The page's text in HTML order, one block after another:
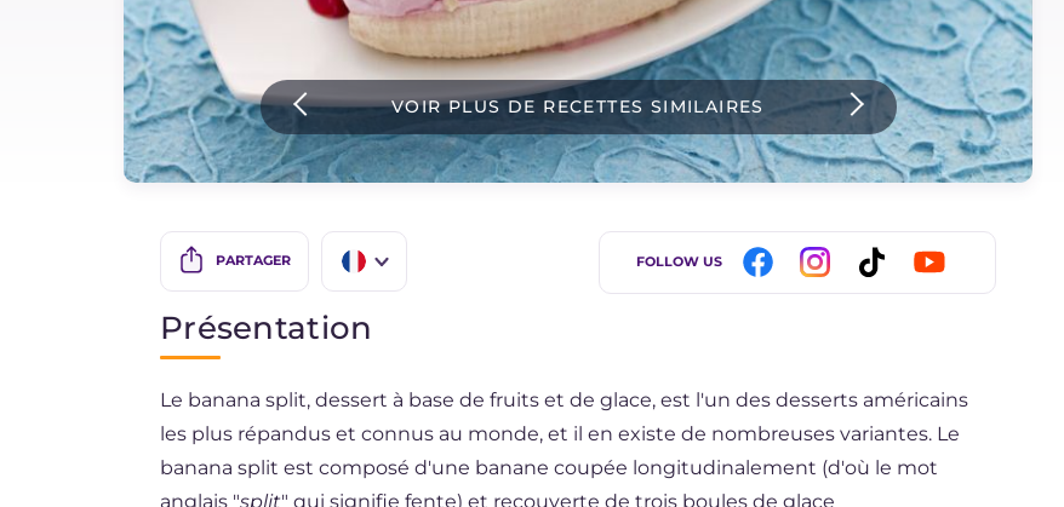
Instagram
YouTube
VOIR PLUS DE RECETTES SIMILAIRES
PARTAGER
ES
BR
FOLLOW US
Présentation
Le banana split, dessert à base de fruits et de glace, est l'un des desserts américains
les plus répandus et connus au monde, et il en existe de nombreuses variantes. Le
banana split est composé d'une banane coupée longitudinalement (d'où le mot
anglais "split" qui signifie fente) et recouverte de trois boules de glace